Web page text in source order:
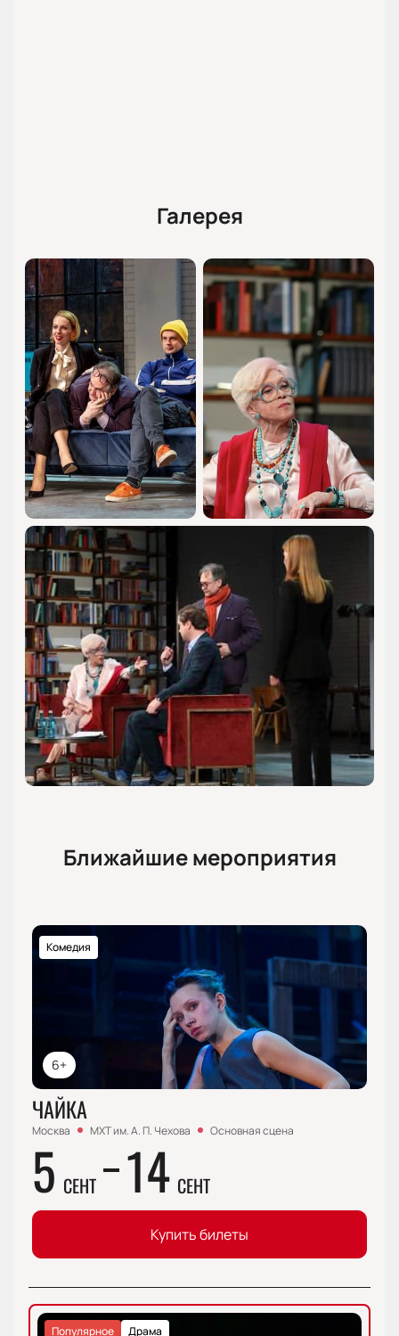
Галерея
Ближайшие мероприятия
6+
Комедия
ЧАЙКА
Москва МХТ им. А. П. Чехова Основная сцена
5 СЕНТ 14 СЕНТ
Купить билеты
Драма
Популярное